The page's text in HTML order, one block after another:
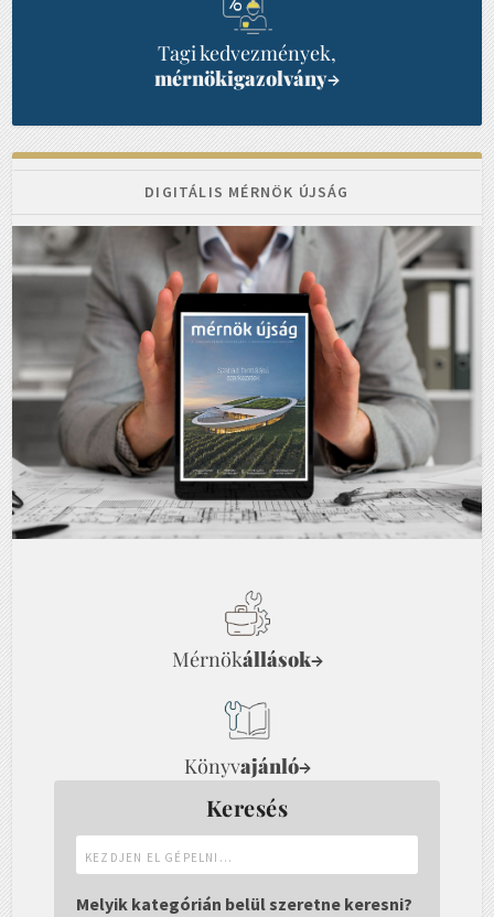
Tagi kedvezmények,
mérnökigazolvány→
DIGITÁLIS MÉRNÖK ÚJSÁG
Mérnökállások→
Könyvajánló→
Keresés
el
gépelni...
Melyik kategórián belül szeretne keresni?